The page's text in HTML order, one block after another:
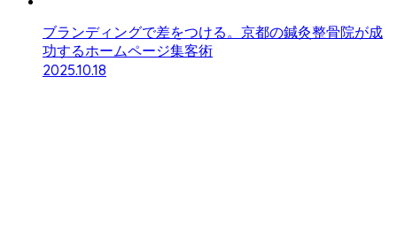
ブランディングで差をつける。京都の鍼灸整骨院が成
功するホームページ集客術
2025.10.18